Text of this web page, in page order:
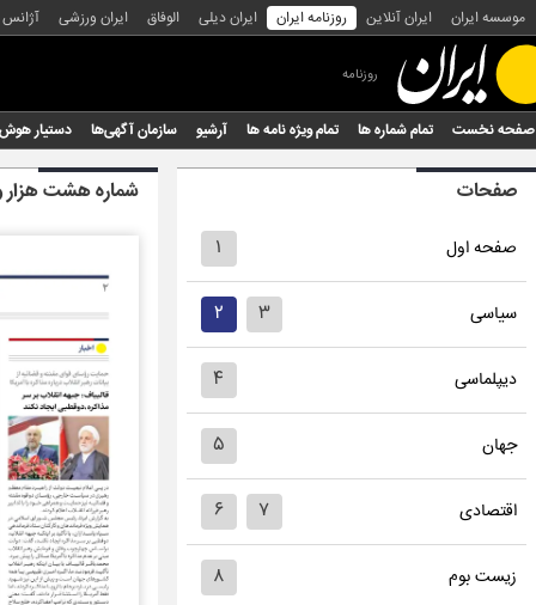
موسسه ایران ایران آنلاین روزنامه ایران ایران دیلی الوفاق ایران ورزشی
روزنامه
صفحه نخست تمام شماره ها تمام ویژه نامه ها آرشیو سازمان آگهی‌ها دستیار
صفحات
صفحه اول ۱
سیاسی ۲ ۳
دیپلماسی ۴
جهان ۵
اقتصادی ۶ ۷
زیست بوم ۸
شماره هشت هزار